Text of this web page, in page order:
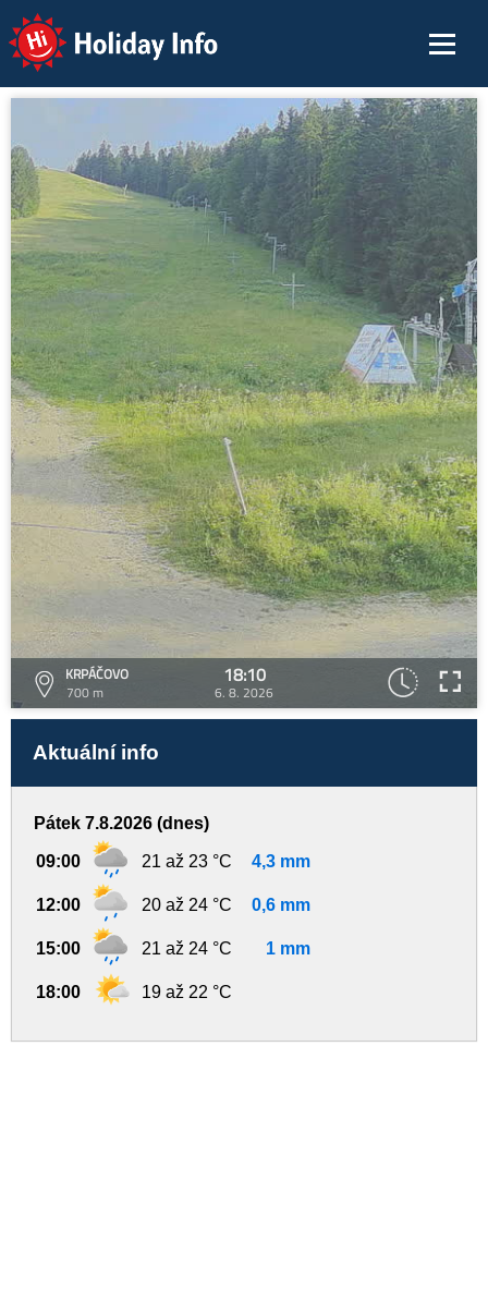
Holiday Info
KRPÁČOVO
700 m
18:10
6. 8. 2026
Aktuální info
Pátek 7.8.2026 (dnes)
09:00 21 až 23 °C 4,3 mm
12:00 20 až 24 °C 0,6 mm
15:00 21 až 24 °C 1 mm
18:00 19 až 22 °C